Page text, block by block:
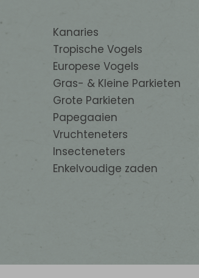
Kanaries
Tropische Vogels
Europese Vogels
Gras- & Kleine Parkieten
Grote Parkieten
Papegaaien
Vruchteneters
Insecteneters
Enkelvoudige zaden